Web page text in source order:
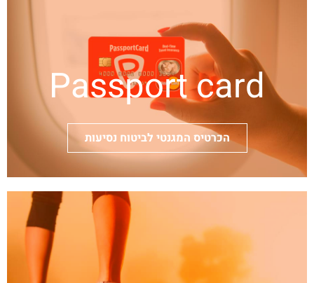
Passport card
הכרטיס המגנטי לביטוח נסיעות